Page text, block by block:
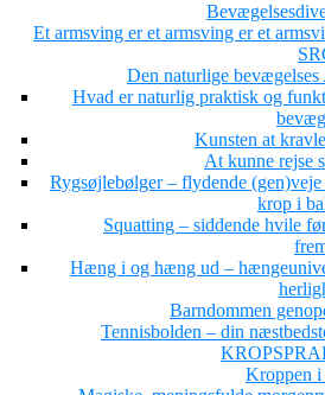
Et armsving er et armsving er et
Den naturlige
Hvad er naturlig praktisk og
Kunsten at
At kunne rejse
Rygsøjlebølger – flydende
krop i
Squatting – siddende hvile
Hæng i og hæng ud –
Barndommen
Tennisbolden – din
Kroppen i